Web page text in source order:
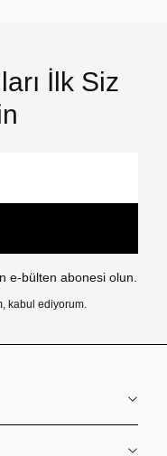
İlk Siz
e-bülten abonesi olun.
kabul ediyorum.